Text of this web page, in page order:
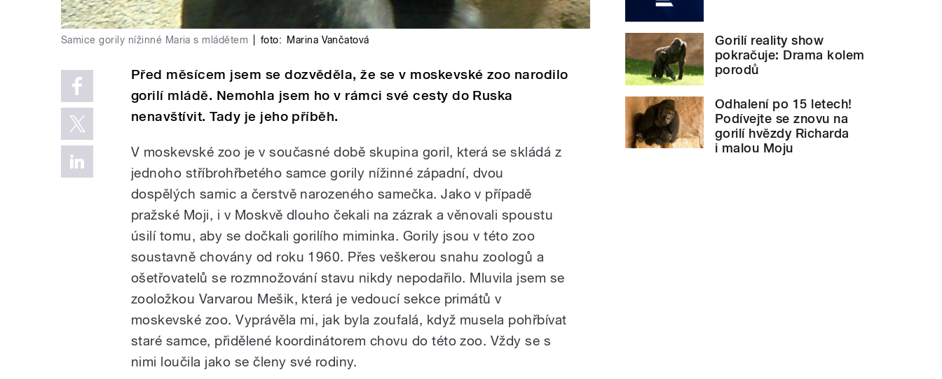
Samice gorily nížinné Maria s mládětem foto: Marina Vančatová
Před měsícem jsem se dozvěděla, že se v moskevské zoo narodilo
gorilí mládě. Nemohla jsem ho v rámci své cesty do Ruska
nenavštívit. Tady je jeho příběh.
V moskevské zoo je v současné době skupina goril, která se skládá z
jednoho stříbrohřbetého samce gorily nížinné západní, dvou
dospělých samic a čerstvě narozeného samečka. Jako v případě
pražské Moji, i v Moskvě dlouho čekali na zázrak a věnovali spoustu
úsilí tomu, aby se dočkali gorilího miminka. Gorily jsou v této zoo
soustavně chovány od roku 1960. Přes veškerou snahu zoologů a
ošetřovatelů se rozmnožování stavu nikdy nepodařilo. Mluvila jsem se
zooložkou Varvarou Mešik, která je vedoucí sekce primátů v
moskevské zoo. Vyprávěla mi, jak byla zoufalá, když musela pohřbívat
staré samce, přidělené koordinátorem chovu do této zoo. Vždy se s
nimi loučila jako se členy své rodiny.
Gorilí reality show
pokračuje: Drama kolem
porodů
Odhalení po 15 letech!
Podívejte se znovu na
gorilí hvězdy Richarda
i malou Moju